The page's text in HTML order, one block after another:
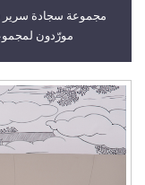
مجموعة سجادة سرير
مورّدون